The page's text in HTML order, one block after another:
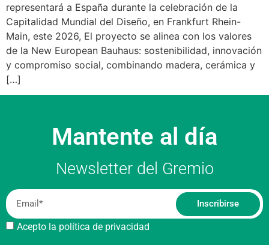
representará a España durante la celebración de la
Capitalidad Mundial del Diseño, en Frankfurt Rhein-
Main, este 2026, El proyecto se alinea con los valores
de la New European Bauhaus: sostenibilidad, innovación
y compromiso social, combinando madera, cerámica y
[…]
Mantente al día
Newsletter del Gremio
Acepto la política de privacidad
Inscribirse